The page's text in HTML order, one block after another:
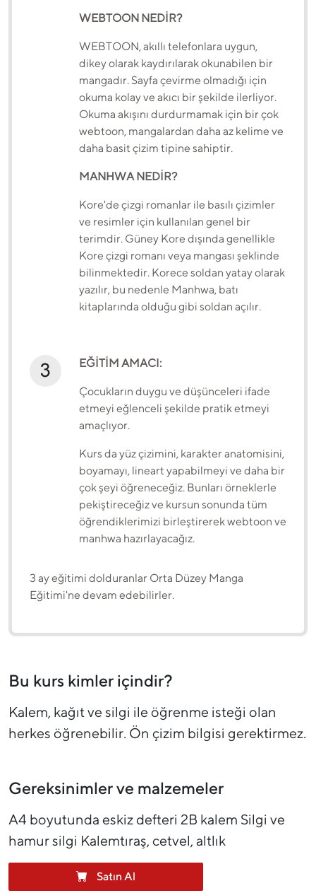
WEBTOON NEDİR?
WEBTOON, akıllı telefonlara uygun,
dikey olarak kaydırılarak okunabilen bir
mangadır. Sayfa çevirme olmadığı için
okuma kolay ve akıcı bir şekilde ilerliyor.
Okuma akışını durdurmamak için bir çok
webtoon, mangalardan daha az kelime ve
daha basit çizim tipine sahiptir.
MANHWA NEDİR?
Kore'de çizgi romanlar ile basılı çizimler
ve resimler için kullanılan genel bir
terimdir. Güney Kore dışında genellikle
Kore çizgi romanı veya mangası şeklinde
bilinmektedir. Korece soldan yatay olarak
yazılır, bu nedenle Manhwa, batı
kitaplarında olduğu gibi soldan açılır.
EĞİTİM AMACI:
Çocukların duygu ve düşünceleri ifade
etmeyi eğlenceli şekilde pratik etmeyi
amaçlıyor.
Kurs da yüz çizimini, karakter anatomisini,
boyamayı, lineart yapabilmeyi ve daha bir
çok şeyi öğreneceğiz. Bunları örneklerle
pekiştireceğiz ve kursun sonunda tüm
öğrendiklerimizi birleştirerek webtoon ve
manhwa hazırlayacağız.
3 ay eğitimi dolduranlar Orta Düzey Manga
Eğitimi'ne devam edebilirler.
Bu kurs kimler içindir?
Kalem, kağıt ve silgi ile öğrenme isteği olan
herkes öğrenebilir. Ön çizim bilgisi gerektirmez.
Gereksinimler ve malzemeler
A4 boyutunda eskiz defteri 2B kalem Silgi ve
hamur silgi Kalemtıraş, cetvel, altlık
Satın Al